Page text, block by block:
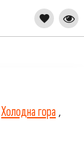
Холодна гора ,